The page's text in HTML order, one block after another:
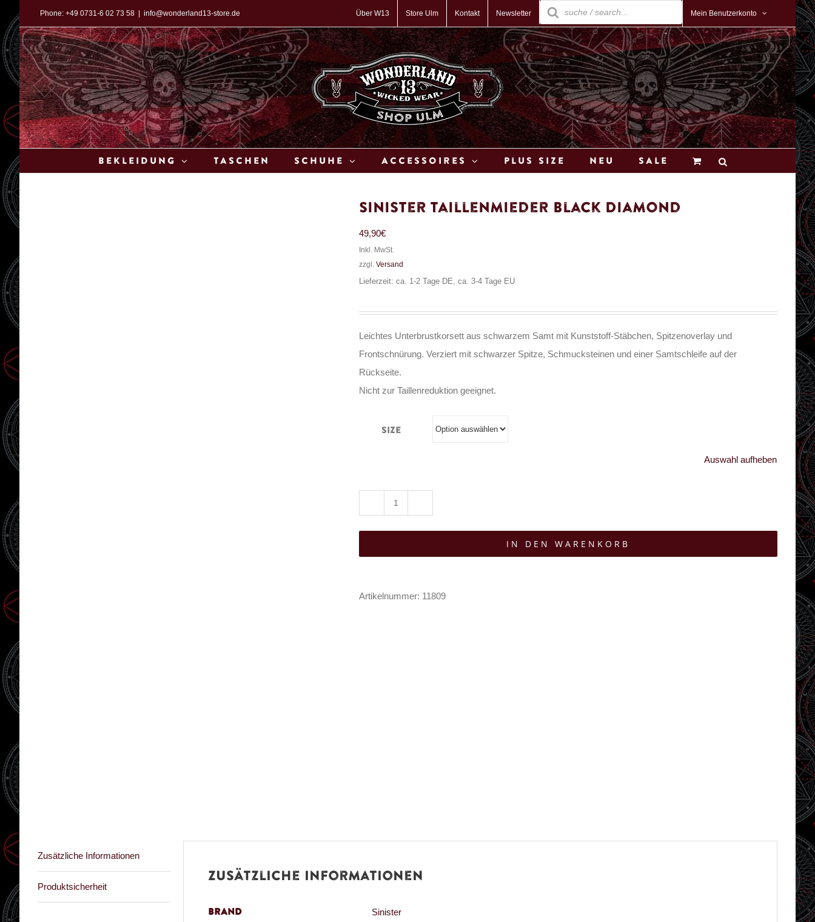
Inhalt
springen
Phone: +49 0731-6 02 73 58 info@wonderland13-store.de Über W13 Store Ulm Kontakt Newsletter
Products
search
Mein Benutzerkonto
Bekleidung Taschen Schuhe Accessoires Plus Size Neu Sale
Sinister Taillenmieder Black Diamond
49,90€
Inkl. MwSt.
zzgl. Versand
Lieferzeit: ca. 1-2 Tage DE, ca. 3-4 Tage EU
Leichtes Unterbrustkorsett aus schwarzem Samt mit Kunststoff-Stäbchen, Spitzenoverlay und
Frontschnürung. Verziert mit schwarzer Spitze, Schmucksteinen und einer Samtschleife auf der
Rückseite.
Nicht zur Taillenreduktion geeignet.
Size
Auswahl aufheben
Taillenmieder
IN DEN WARENKORB
Artikelnummer: 11809
Zusätzliche Informationen
Produktsicherheit
Zusätzliche Informationen
Brand Sinister